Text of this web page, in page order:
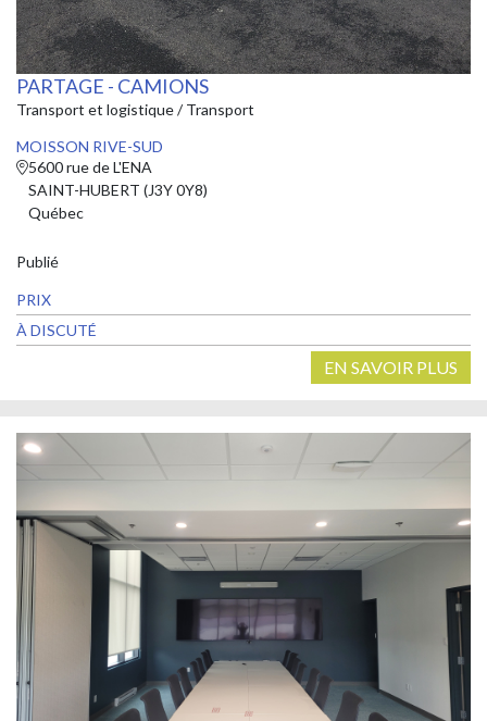
PARTAGE - CAMIONS
Transport et logistique / Transport
MOISSON RIVE-SUD
5600 rue de L'ENA
SAINT-HUBERT (J3Y 0Y8)
Québec
Publié
PRIX
À DISCUTÉ
EN SAVOIR PLUS